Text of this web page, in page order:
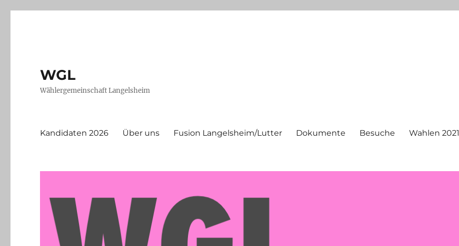
WGL
Wählergemeinschaft Langelsheim
Kandidaten 2026 Über uns Fusion Langelsheim/Lutter Dokumente Besuche Wahlen 2021